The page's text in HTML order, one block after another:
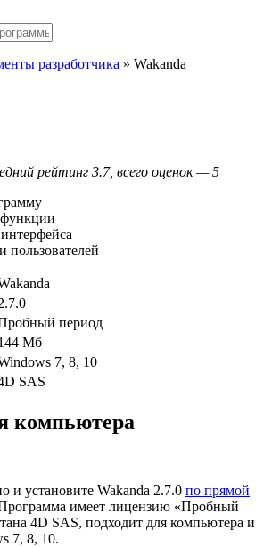
разработчика » Wakanda
рейтинг 3.7, всего оценок — 5
пользователей
период
Мб
7, 8, 10
SAS
компьютера
и установите Wakanda 2.7.0 по прямой
Программа имеет лицензию «Пробный
4D SAS, подходит для компьютера и
7, 8, 10.